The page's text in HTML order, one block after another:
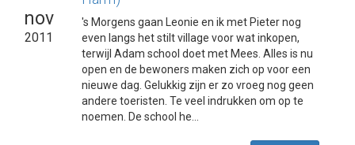
nov
2011
's Morgens gaan Leonie en ik met Pieter nog
even langs het stilt village voor wat inkopen,
terwijl Adam school doet met Mees. Alles is nu
open en de bewoners maken zich op voor een
nieuwe dag. Gelukkig zijn er zo vroeg nog geen
andere toeristen. Te veel indrukken om op te
noemen. De school he...